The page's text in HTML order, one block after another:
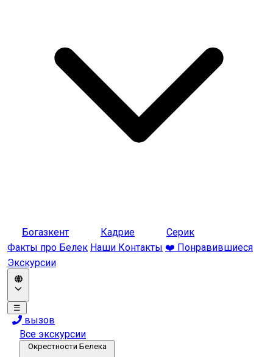
Богазкент Кадрие
Серик
Факты про Белек Наши Контакты ❤️ Понравившиеся
Экскурсии
☰
вызов
Все экскурсии
Окрестности Белека